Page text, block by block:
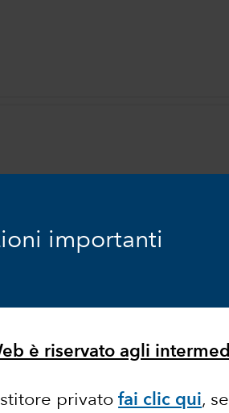
importanti
è riservato agli
privatofai clic qui,
commento
dei capitali